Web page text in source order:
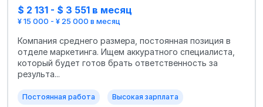
$ 2 131 - $ 3 551 в месяц
¥ 15 000 - ¥ 25 000 в месяц
Компания среднего размера, постоянная позиция в
отделе маркетинга. Ищем аккуратного специалиста,
который будет готов брать ответственность за
результа...
Постоянная работа Высокая зарплата